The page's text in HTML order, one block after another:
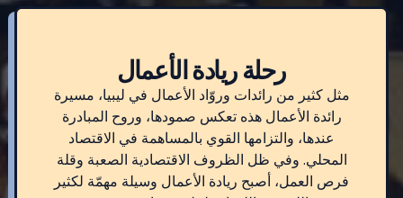
رحلة ريادة الأعمال
مثل كثير من رائدات وروّاد الأعمال في ليبيا، مسيرة
رائدة الأعمال هذه تعكس صمودها، وروح المبادرة
عندها، والتزامها القوي بالمساهمة في الاقتصاد
المحلي. وفي ظل الظروف الاقتصادية الصعبة وقلة
فرص العمل، أصبح ريادة الأعمال وسيلة مهمّة لكثير